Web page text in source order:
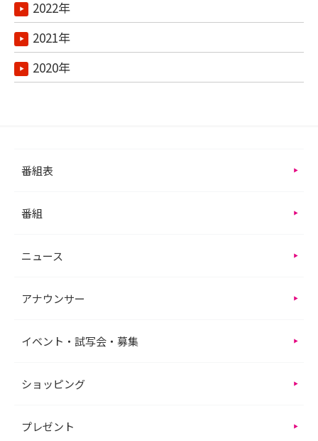
2022年
2021年
2020年
番組表
番組
ニュース
アナウンサー
イベント・試写会・募集
ショッピング
プレゼント